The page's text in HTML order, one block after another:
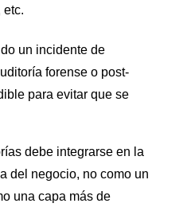
etc.
un incidente de
forense o post-
para evitar que se
debe integrarse en la
del negocio, no como un
una capa más de